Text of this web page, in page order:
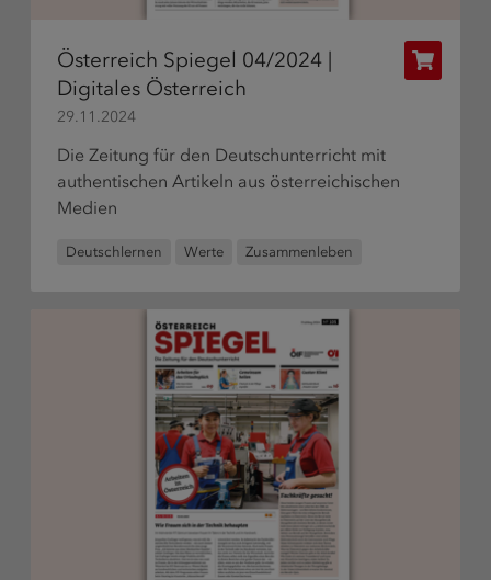
Österreich Spiegel 04/2024 |
Digitales Österreich
29.11.2024
Die Zeitung für den Deutschunterricht mit
authentischen Artikeln aus österreichischen
Medien
Deutschlernen Werte Zusammenleben